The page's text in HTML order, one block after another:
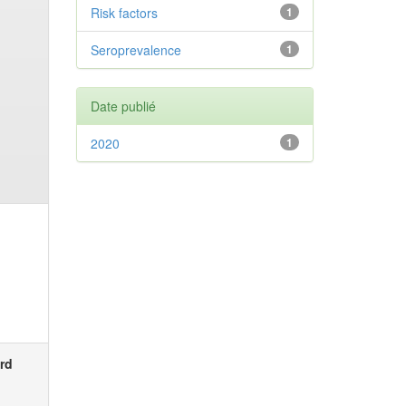
1
Risk factors
1
Seroprevalence
Date publié
1
2020